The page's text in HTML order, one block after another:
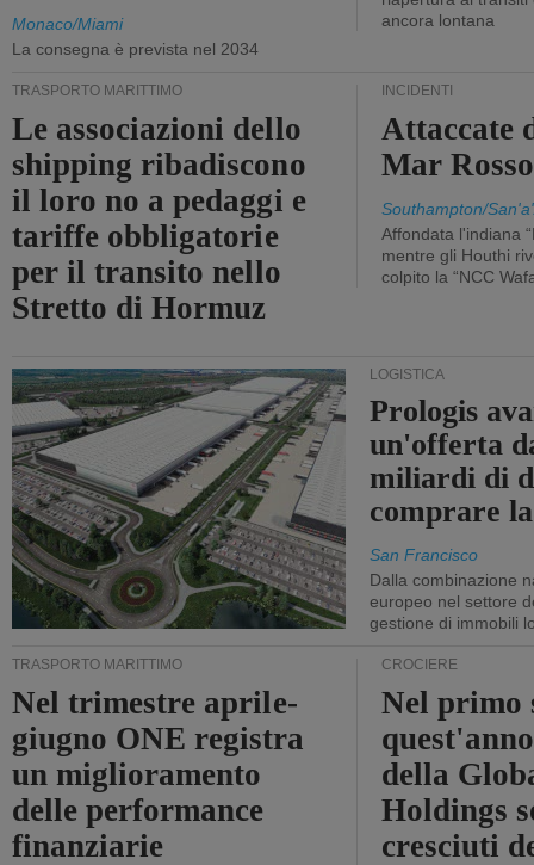
Monaco/Miami
La consegna è prevista nel 2034
ancora lontana
TRASPORTO MARITTIMO
Le associazioni dello
shipping ribadiscono
il loro no a pedaggi e
tariffe obbligatorie
per il transito nello
Stretto di Hormuz
INCIDENTI
Attaccate
Mar Rosso
Southampton/
Affondata l'indiana
mentre gli Houthi
colpito la “NCC
LOGISTICA
Prologis
un'offerta
miliardi di
comprare
San Francisco
Dalla combinazione
europeo nel settore
gestione di immobili
TRASPORTO MARITTIMO
Nel trimestre aprile-
giugno ONE registra
un miglioramento
delle performance
finanziarie
CROCIERE
Nel primo
della
Holdings
cresciuti